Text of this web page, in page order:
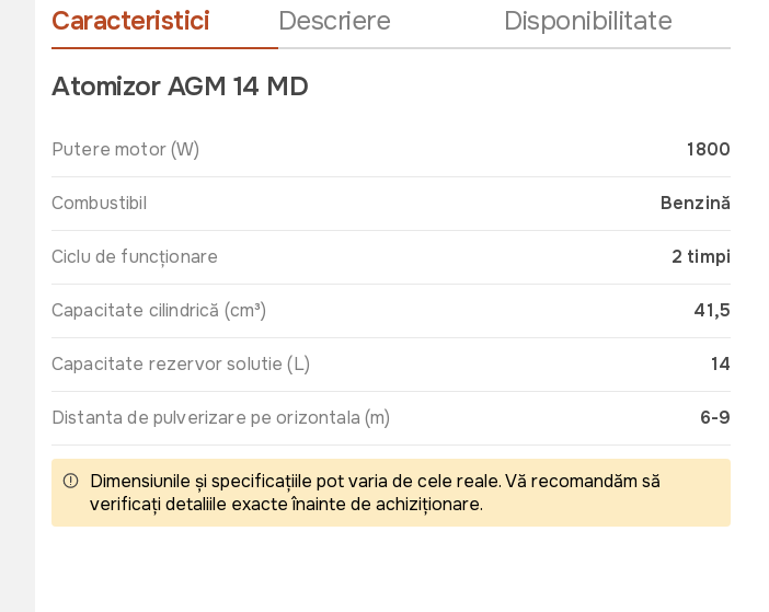
Caracteristici Descriere
Disponibilitate
Atomizor AGM 14 MD
Putere motor (W) 1800
Combustibil Benzină
Ciclu de funcționare 2 timpi
Capacitate cilindrică (cm³) 41,5
Capacitate rezervor solutie (L) 14
Distanta de pulverizare pe orizontala (m) 6-9
Dimensiunile și specificațiile pot varia de cele reale. Vă recomandăm să
verificați detaliile exacte înainte de achiziționare.